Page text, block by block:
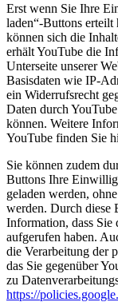
Erst wenn Sie Ihre
laden“-Buttons
können sich die
erhält YouTube die
Unterseite unserer
Basisdaten wie IP-
ein Widerrufsrecht
Daten durch
können. Weitere
YouTube finden Sie
Sie können zudem
Buttons Ihre
geladen werden,
werden. Durch diese
Information, dass Sie
aufgerufen haben.
die Verarbeitung der
das Sie gegenüber
zu
https://